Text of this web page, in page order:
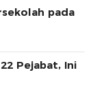
pada
Pejabat, Ini